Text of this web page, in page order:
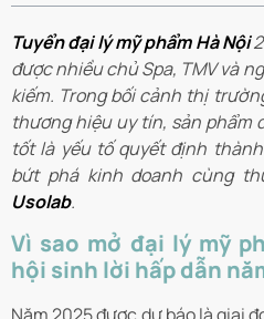
Tuyển đại lý mỹ phẩm Hà Nội
được nhiều chủ Spa, TMV và
kiếm. Trong bối cảnh thị
thương hiệu uy tín, sản phẩm
tốt là yếu tố quyết định
bứt phá kinh doanh cùng
Usolab.
Vì sao mở đại lý mỹ
hội sinh lời hấp dẫn